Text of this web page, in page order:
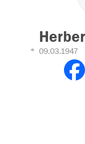
09.03.1947